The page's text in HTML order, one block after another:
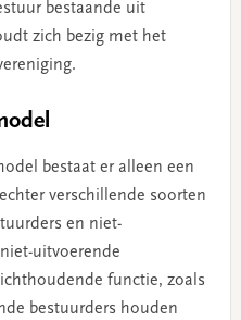
bestaande uit
zich bezig met het
bestaat er alleen een
verschillende soorten
en niet-
uitvoerende
functie, zoals
bestuurders houden